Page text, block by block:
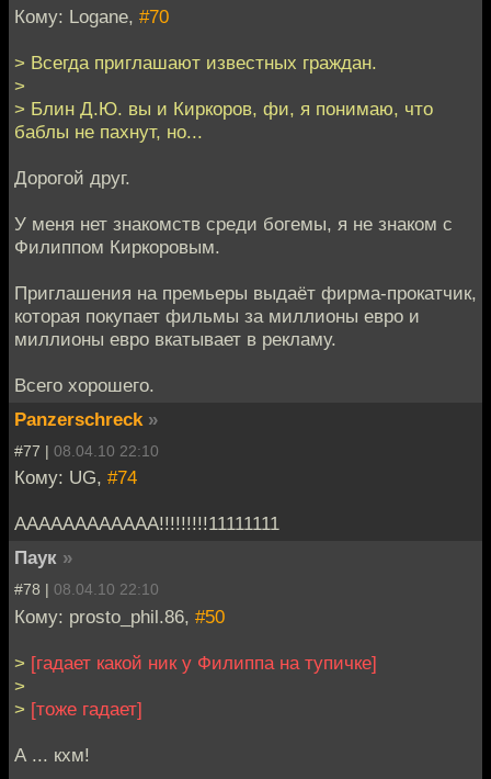
Кому: Logane, #70
> Всегда приглашают известных граждан.
>
> Блин Д.Ю. вы и Киркоров, фи, я понимаю, что
баблы не пахнут, но...
Дорогой друг.
У меня нет знакомств среди богемы, я не знаком с
Филиппом Киркоровым.
Приглашения на премьеры выдаёт фирма-прокатчик,
которая покупает фильмы за миллионы евро и
миллионы евро вкатывает в рекламу.
Всего хорошего.
Panzerschreck »
#77 | 08.04.10 22:10
Кому: UG, #74
АААААААААААА!!!!!!!!!11111111
Пaук »
#78 | 08.04.10 22:10
Кому: prosto_phil.86, #50
> [гадает какой ник у Филиппа на тупичке]
>
> [тоже гадает]
А ... кхм!